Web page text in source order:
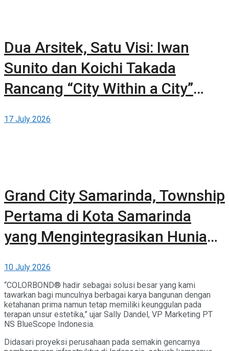
Dua Arsitek, Satu Visi: Iwan
Sunito dan Koichi Takada
Rancang “City Within a City”
17 July 2026
Grand City Samarinda, Township
Pertama di Kota Samarinda
yang Mengintegrasikan Hunian,
Hijau
10 July 2026
“COLORBOND® hadir sebagai solusi besar yang kami
tawarkan bagi munculnya berbagai karya bangunan dengan
ketahanan prima namun tetap memiliki keunggulan pada
terapan unsur estetika,” ujar Sally Dandel, VP Marketing PT
NS BlueScope Indonesia.
Didasari proyeksi perusahaan pada semakin gencarnya